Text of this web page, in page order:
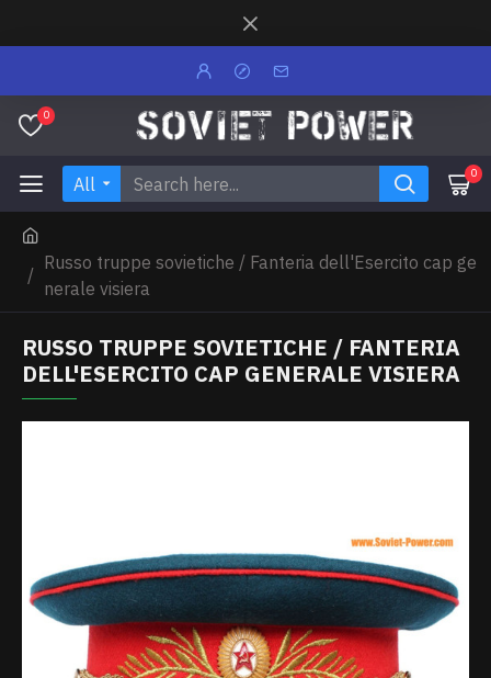
0
All 0
Russo truppe sovietiche / Fanteria dell'Esercito cap ge
nerale visiera
RUSSO TRUPPE SOVIETICHE / FANTERIA
DELL'ESERCITO CAP GENERALE VISIERA